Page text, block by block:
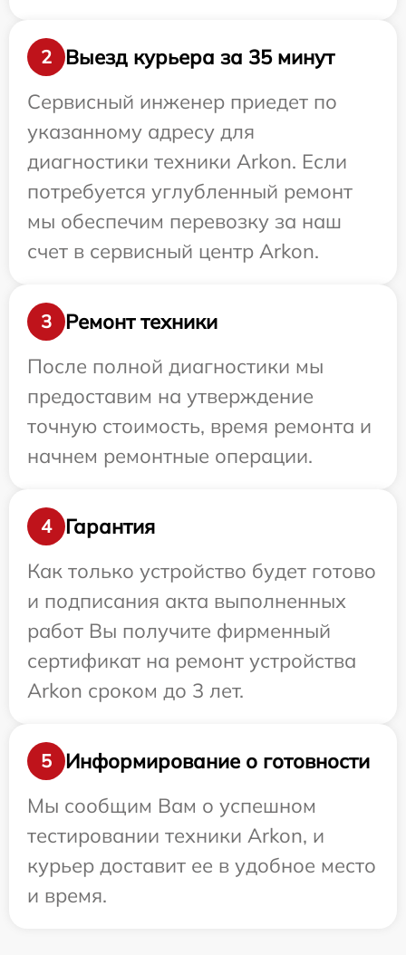
2
Выезд курьера за 35 минут
Сервисный инженер приедет по
указанному адресу для
диагностики техники Arkon. Если
потребуется углубленный ремонт
мы обеспечим перевозку за наш
счет в сервисный центр Arkon.
3
Ремонт техники
После полной диагностики мы
предоставим на утверждение
точную стоимость, время ремонта и
начнем ремонтные операции.
4
Гарантия
Как только устройство будет готово
и подписания акта выполненных
работ Вы получите фирменный
сертификат на ремонт устройства
Arkon сроком до 3 лет.
5
Информирование о готовности
Мы сообщим Вам о успешном
тестировании техники Arkon, и
курьер доставит ее в удобное место
и время.